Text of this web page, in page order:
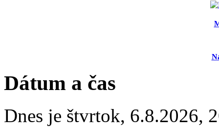
Dátum a čas
Dnes je štvrtok, 6.8.2026,